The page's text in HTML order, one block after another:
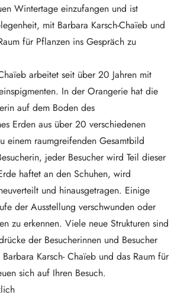
Wintertage einzufangen und ist
mit Barbara Karsch-Chaïeb und
für Pflanzen ins Gespräch zu
arbeitet seit über 20 Jahren mit
In der Orangerie hat die
auf dem Boden des
Erden aus über 20 verschiedenen
einem raumgreifenden Gesamtbild
jeder Besucher wird Teil dieser
haftet an den Schuhen, wird
und hinausgetragen. Einige
der Ausstellung verschwunden oder
zu erkennen. Viele neue Strukturen sind
der Besucherinnen und Besucher
Karsch- Chaïeb und das Raum für
sich auf Ihren Besuch.